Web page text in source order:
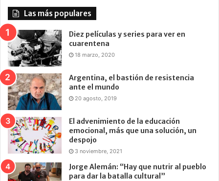
Las más populares
Diez películas y series para ver en
cuarentena
18 marzo, 2020
Argentina, el bastión de resistencia
ante el mundo
20 agosto, 2019
El advenimiento de la educación
emocional, más que una solución, un
despojo
3 noviembre, 2021
Jorge Alemán: “Hay que nutrir al pueblo
para dar la batalla cultural”